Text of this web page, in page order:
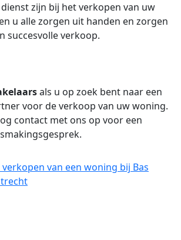
zijn bij het verkopen van uw
u alle zorgen uit handen en zorgen
succesvolle verkoop.
als u op zoek bent naar een
voor de verkoop van uw woning.
contact met ons op voor een
van een woning bij Bas